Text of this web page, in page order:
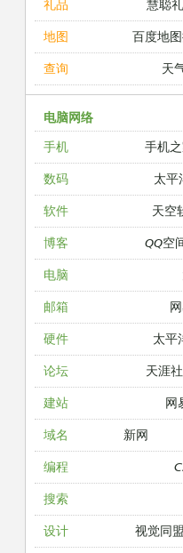
礼品 慧聪
地图 百度地
查询 天
电脑网络
手机
手机
数码 太平
软件 天空
博客 QQ空
电脑
邮箱
硬件 太平
论坛 天涯
建站 网
域名 新网
编程
搜索
设计 视觉同